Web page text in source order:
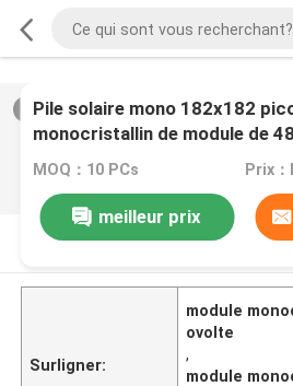
/0
Pile solaire mono 182x182
monocristallin de module de
MOQ：10 PCs Prix
meilleur prix
DESCRIPTION DE PRODUIT
Surligner:
module
ovolte
,
module